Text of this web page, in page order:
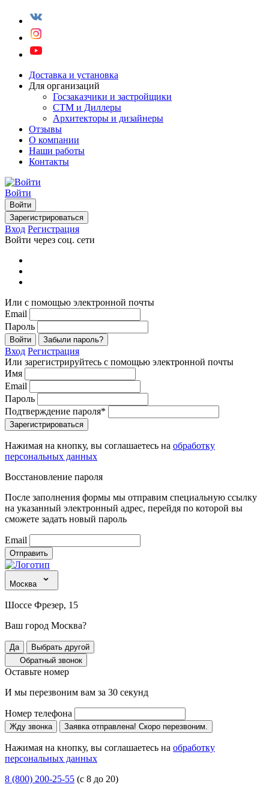
Доставка и установка
Для организаций
Госзаказчики и застройщики
СТМ и Диллеры
Архитекторы и дизайнеры
Отзывы
О компании
Наши работы
Контакты
Войти
Войти
Зарегистрироваться
Вход Регистрация
Войти через соц. сети
Или с помощью электронной почты
Email
Пароль
Войти Забыли пароль?
Вход Регистрация
Или зарегистрируйтесь с помощью электронной почты
Имя
Email
Пароль
Подтверждение пароля*
Зарегистрироваться
Нажимая на кнопку, вы соглашаетесь на обработку
персональных данных
Восстановление пароля
После заполнения формы мы отправим специальную ссылку
на указанный электронный адрес, перейдя по которой вы
сможете задать новый пароль
Email
Отправить
Москва
Шоссе Фрезер, 15
Ваш город Москва?
Да
Выбрать другой
Обратный звонок
Оставьте номер
И мы перезвоним вам за 30 секунд
Номер телефона
Жду звонка Заявка отправлена! Скоро перезвоним.
Нажимая на кнопку, вы соглашаетесь на обработку
персональных данных
8 (800) 200-25-55 (с 8 до 20)